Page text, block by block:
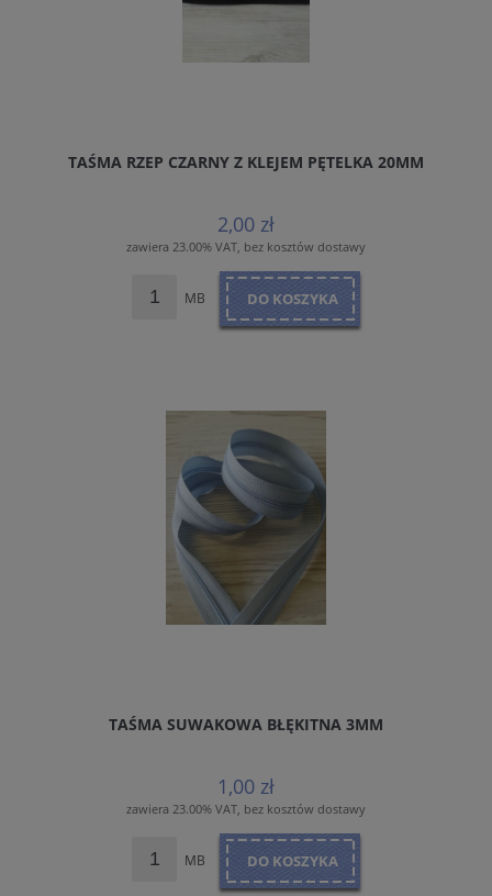
TAŚMA RZEP CZARNY Z KLEJEM PĘTELKA 20MM
2,00 zł
zawiera 23.00% VAT, bez kosztów dostawy
MB DO KOSZYKA
TAŚMA SUWAKOWA BŁĘKITNA 3MM
1,00 zł
zawiera 23.00% VAT, bez kosztów dostawy
MB DO KOSZYKA